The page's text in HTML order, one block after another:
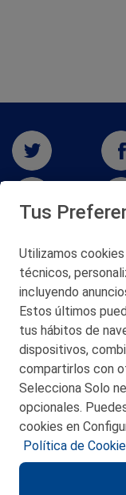
Tus
Utilizamos
técnicos,
incluyendo
Estos últimos
tus hábitos de
dispositivos,
compartirlos con
Selecciona Solo
opcionales.
cookies en
Política de